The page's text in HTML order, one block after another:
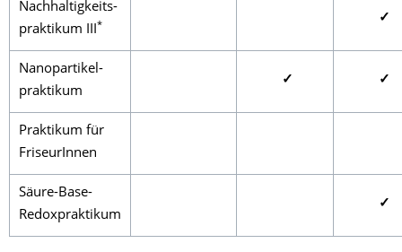
Nachhaltigkeits-
praktikum III*
✓
Nanopartikel-
praktikum
✓ ✓
Praktikum für
FriseurInnen
Säure-Base-
Redoxpraktikum
✓